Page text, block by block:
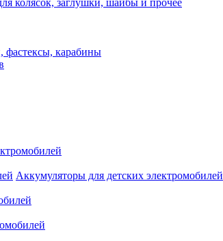
колясок, заглушки, шайбы и прочее
фастексы, карабины
Аккумуляторы для детских электромобилей